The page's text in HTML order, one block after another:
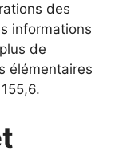
des
informations
de
élémentaires